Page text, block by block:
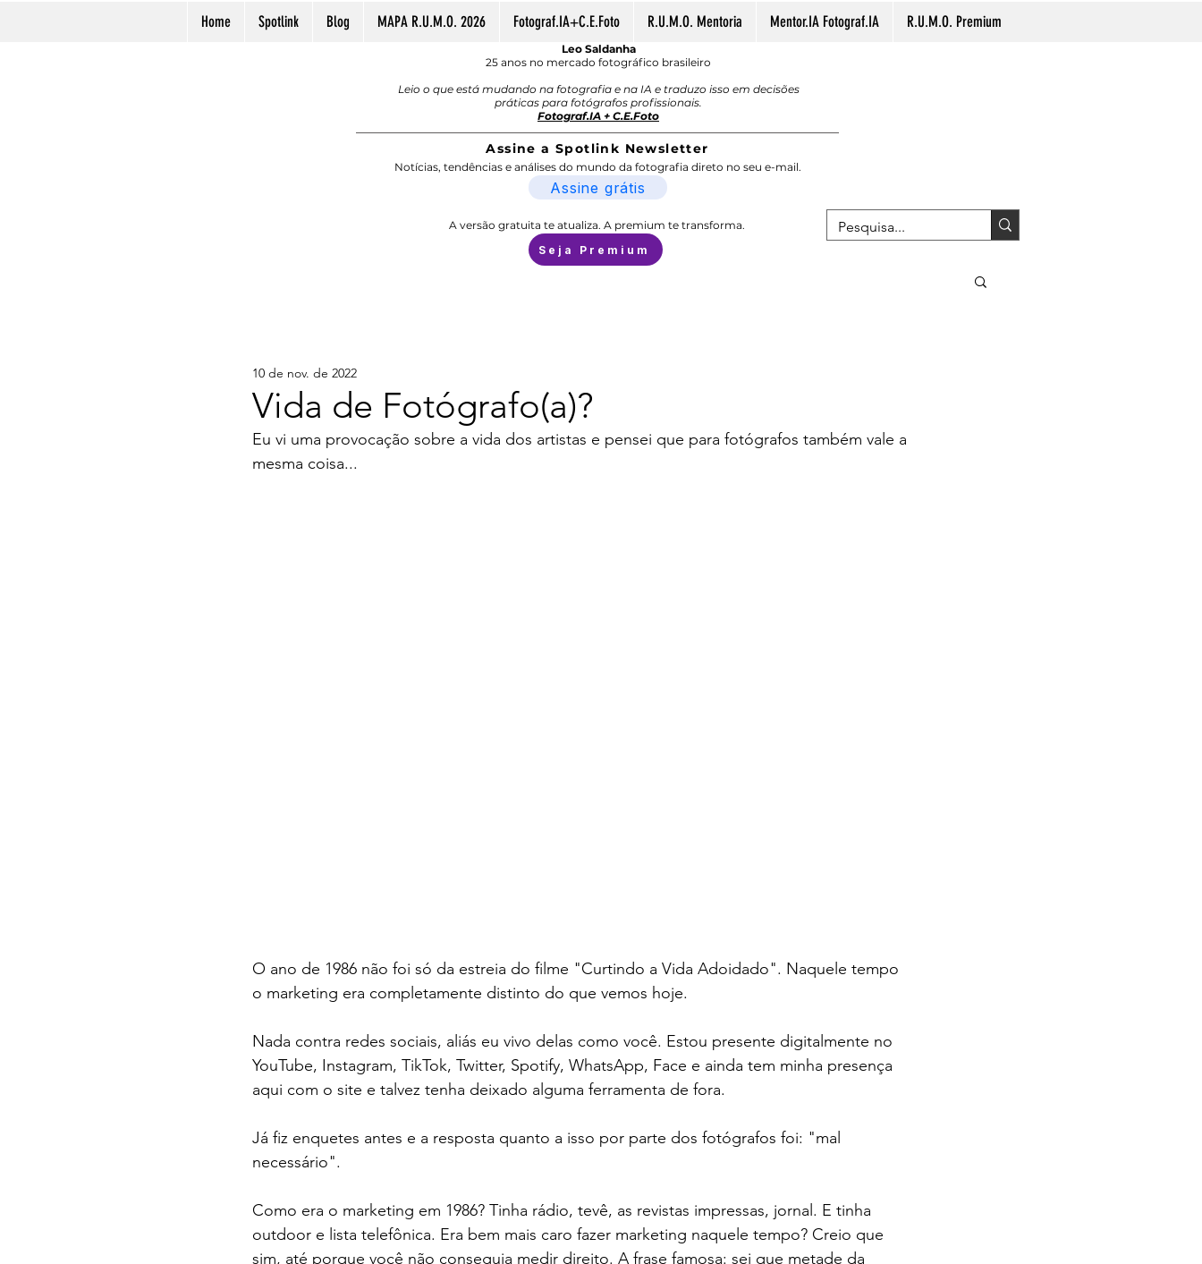
Home Spotlink Blog MAPA R.U.M.O. 2026 Fotograf.IA+C.E.Foto R.U.M.O. Mentoria Mentor.IA Fotograf.IA R.U.M.O. Premium
Leo Saldanha
25 anos no mercado fotográfico brasileiro
Leio o que está mudando na fotografia e na IA e traduzo isso em decisões
práticas para fotógrafos profissionais.
Fotograf.IA + C.E.Foto
Assine a Spotlink Newsletter
Notícias, tendências e análises do mundo da fotografia direto no seu e-mail.
Assine grátis
A versão gratuita te atualiza. A premium te transforma.
Seja Premium
Vida de Fotógrafo(a)?
10 de nov. de 2022
Eu vi uma provocação sobre a vida dos artistas e pensei que para fotógrafos também vale a
mesma coisa...
O ano de 1986 não foi só da estreia do filme "Curtindo a Vida Adoidado". Naquele tempo
o marketing era completamente distinto do que vemos hoje.
Nada contra redes sociais, aliás eu vivo delas como você. Estou presente digitalmente no
YouTube, Instagram, TikTok, Twitter, Spotify, WhatsApp, Face e ainda tem minha presença
aqui com o site e talvez tenha deixado alguma ferramenta de fora.
Já fiz enquetes antes e a resposta quanto a isso por parte dos fotógrafos foi: "mal
necessário".
Como era o marketing em 1986? Tinha rádio, tevê, as revistas impressas, jornal. E tinha
outdoor e lista telefônica. Era bem mais caro fazer marketing naquele tempo? Creio que
sim, até porque você não conseguia medir direito. A frase famosa: sei que metade da